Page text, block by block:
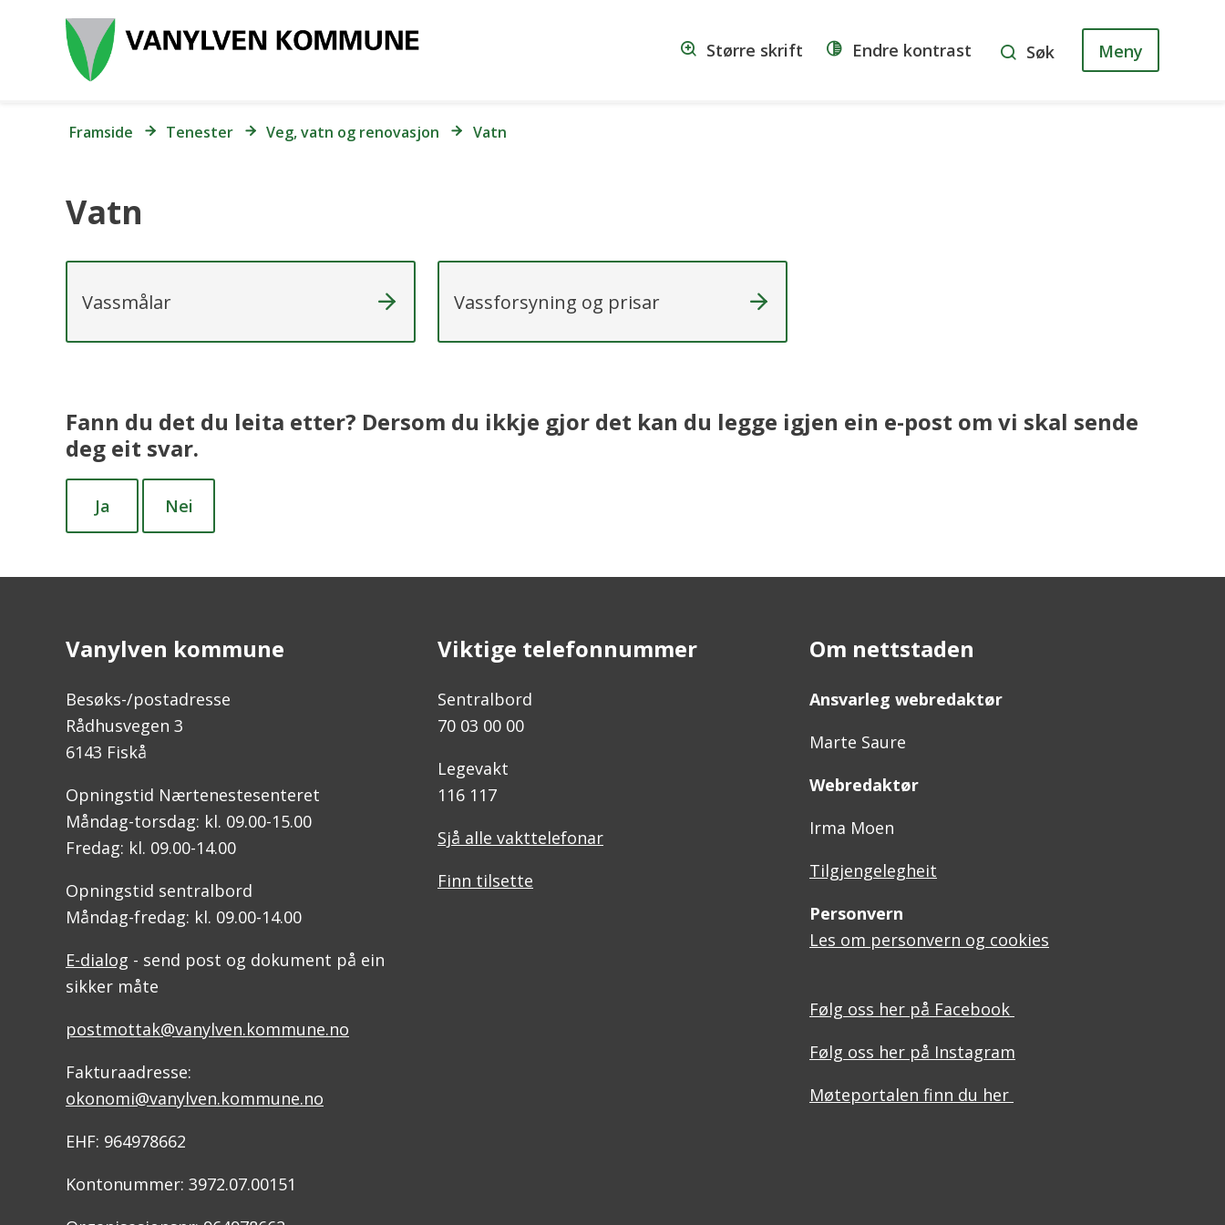
Vanylven
Større skrift Endre kontrast Søk Meny
Du
Framside Tenester Veg, vatn og renovasjon Vatn
Vatn
Vassmålar Vassforsyning og prisar
Fann du det du leita etter? Dersom du ikkje gjor det kan du legge igjen ein e-post om vi skal sende
deg eit svar.
Ja Nei
Vanylven kommune
Besøks-/postadresse
Rådhusvegen 3
6143 Fiskå
Opningstid Nærtenestesenteret
Måndag-torsdag: kl. 09.00-15.00
Fredag: kl. 09.00-14.00
Opningstid sentralbord
Måndag-fredag: kl. 09.00-14.00
E-dialog - send post og dokument på ein
sikker måte
postmottak@vanylven.kommune.no
Fakturaadresse:
okonomi@vanylven.kommune.no
EHF: 964978662
Kontonummer: 3972.07.00151
Viktige telefonnummer
Sentralbord
70 03 00 00
Legevakt
116 117
Sjå alle vakttelefonar
Finn tilsette
Om nettstaden
Ansvarleg webredaktør
Marte Saure
Webredaktør
Irma Moen
Tilgjengelegheit
Personvern
Les om personvern og cookies
Følg oss her på Facebook
Følg oss her på Instagram
Møteportalen finn du her